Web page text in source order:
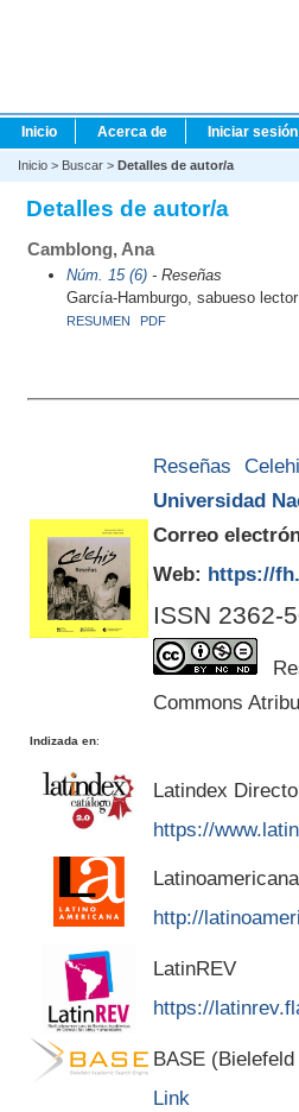
Inicio Acerca de Iniciar sesión
Inicio > Buscar > Detalles de autor/a
Detalles de autor/a
Camblong, Ana
Núm. 15 (6)- Reseñas
García-Hamburgo, sabueso lector
RESUMEN PDF
Reseñas
Universidad
Correo
Web: https://
ISSN 2362-
Commons
Indizada en:
Latindex
https://
Latinoamericana
http://
LatinREV
https://
BASE
Link